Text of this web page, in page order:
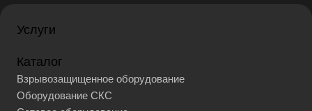
Услуги
Каталог
Взрывозащищенное оборудование
Оборудование СКС